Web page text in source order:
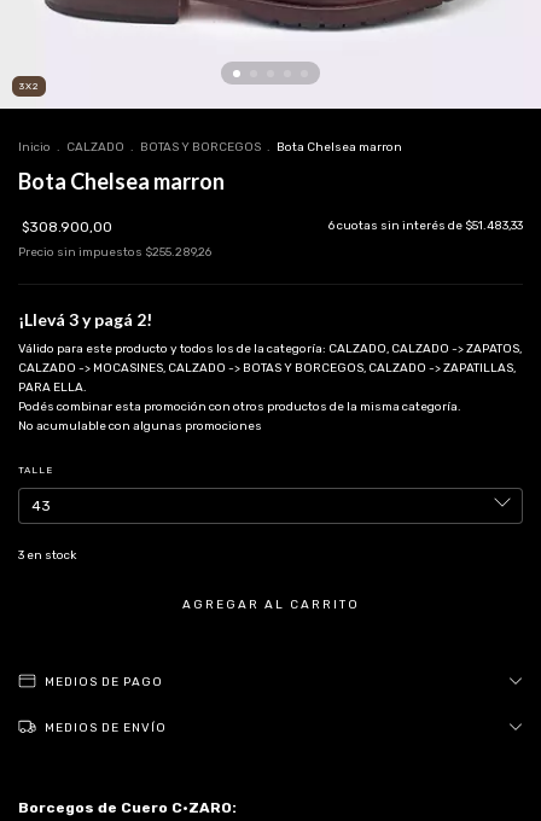
3X2
Inicio . CALZADO . BOTAS Y BORCEGOS . Bota Chelsea marron
Bota Chelsea marron
$308.900,00 6cuotas sin interés de $51.483,33
Precio sin impuestos $255.289,26
¡Llevá 3 y pagá 2!
Válido para este producto y todos los de la categoría: CALZADO, CALZADO -> ZAPATOS,
CALZADO -> MOCASINES, CALZADO -> BOTAS Y BORCEGOS, CALZADO -> ZAPATILLAS,
PARA ELLA.
Podés combinar esta promoción con otros productos de la misma categoría.
No acumulable con algunas promociones
TALLE
3 en stock
MEDIOS DE PAGO
MEDIOS DE ENVÍO
Borcegos de Cuero C·ZARO: